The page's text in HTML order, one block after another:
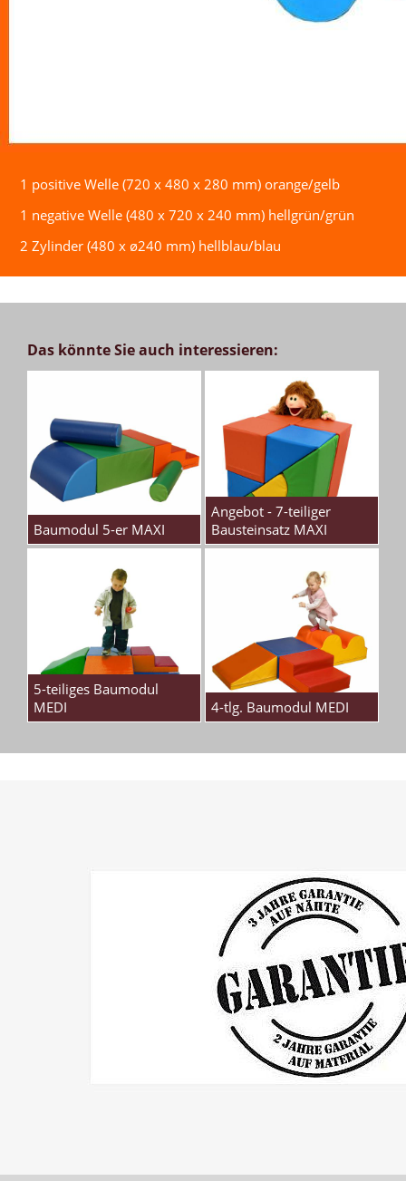
1 positive Welle (720 x 480 x 280 mm) orange/gelb
1 negative Welle (480 x 720 x 240 mm) hellgrün/grün
2 Zylinder (480 x ø240 mm) hellblau/blau
Das könnte Sie auch interessieren:
Baumodul 5-er MAXI
Angebot - 7-teiliger
Bausteinsatz MAXI
5-teiliges Baumodul
MEDI
4-tlg. Baumodul MEDI